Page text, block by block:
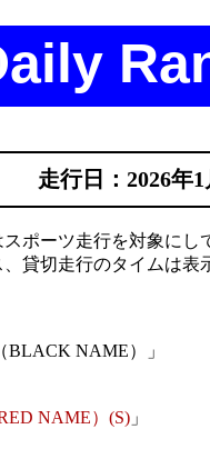
走行日：2026年1
ポーツ走行を対象にし
貸切走行のタイムは表
BLACK NAME）」
NAME）(S)」